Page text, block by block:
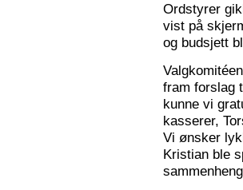
Ordstyrer
vist på
og budsjett
fram forslag
kunne vi
kasserer,
Vi ønsker
Kristian ble